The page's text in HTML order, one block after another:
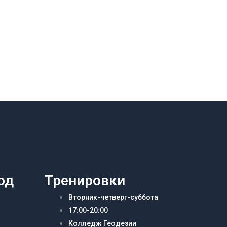
Тренировки
Вторник-четверг-суббота
17:00-20:00
Колледж Геодезии